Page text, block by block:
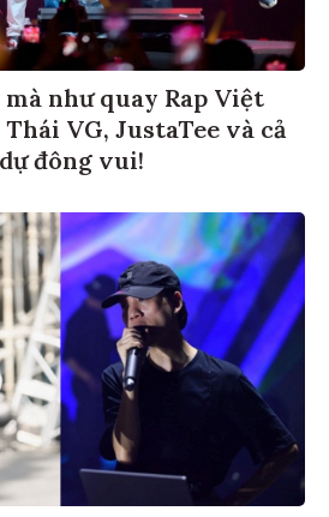
như quay Rap Việt
VG, JustaTee và cả
đông vui!